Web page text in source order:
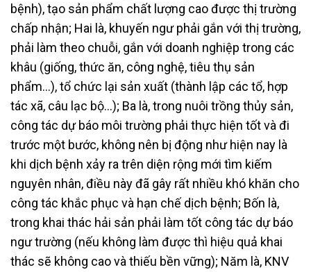
bệnh), tạo sản phẩm chất lượng cao được thị trường
chấp nhận; Hai là, khuyến ngư phải gắn với thị trường,
phải làm theo chuỗi, gắn với doanh nghiệp trong các
khâu (giống, thức ăn, công nghệ, tiêu thụ sản
phẩm…), tổ chức lại sản xuất (thành lập các tổ, hợp
tác xã, câu lạc bộ…); Ba là, trong nuôi trồng thủy sản,
công tác dự báo môi trường phải thực hiện tốt và đi
trước một bước, không nên bị động như hiện nay là
khi dịch bệnh xảy ra trên diện rộng mới tìm kiếm
nguyên nhân, điều này đã gây rất nhiều khó khăn cho
công tác khắc phục và hạn chế dịch bệnh; Bốn là,
trong khai thác hải sản phải làm tốt công tác dự báo
ngư trường (nếu không làm được thì hiệu quả khai
thác sẽ không cao và thiếu bền vững); Năm là, KNV